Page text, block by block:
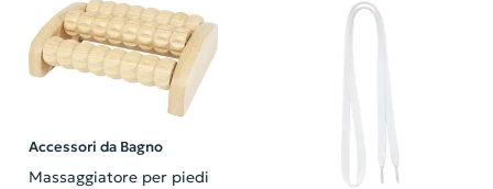
Accessori da Bagno
Massaggiatore per piedi